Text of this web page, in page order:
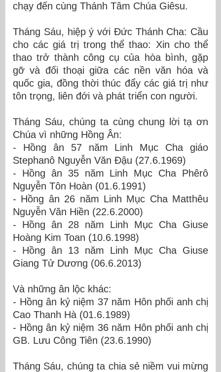
chạy đến cùng Thánh Tâm Chúa Giêsu.
Tháng Sáu, hiệp ý với Đức Thánh Cha: Cầu
cho các giá trị trong thể thao: Xin cho thể
thao trở thành công cụ của hòa bình, gặp
gỡ và đối thoại giữa các nền văn hóa và
quốc gia, đồng thời thúc đẩy các giá trị như
tôn trọng, liên đới và phát triển con người.
Tháng Sáu, chúng ta cùng chung lời tạ ơn
Chúa vì những Hồng Ân:
- Hồng ân 57 năm Linh Mục Cha giáo
Stephanô Nguyễn Văn Đậu (27.6.1969)
- Hồng ân 35 năm Linh Mục Cha Phêrô
Nguyễn Tôn Hoàn (01.6.1991)
- Hồng ân 26 năm Linh Mục Cha Matthêu
Nguyễn Văn Hiền (22.6.2000)
- Hồng ân 28 năm Linh Mục Cha Giuse
Hoàng Kim Toan (10.6.1998)
- Hồng ân 13 năm Linh Mục Cha Giuse
Giang Tử Dương (06.6.2013)
Và những ân lộc khác:
- Hồng ân kỷ niệm 37 năm Hôn phối anh chị
Cao Thanh Hà (01.6.1989)
- Hồng ân kỷ niệm 36 năm Hôn phối anh chị
GB. Lưu Công Tiên (23.6.1990)
Tháng Sáu, chúng ta chia sẻ niềm vui mừng